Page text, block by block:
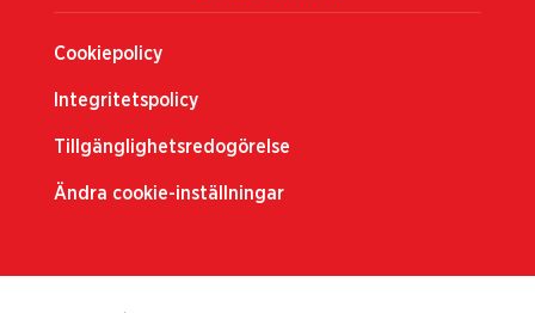
Cookiepolicy
Integritetspolicy
Tillgänglighetsredogörelse
Ändra cookie-inställningar